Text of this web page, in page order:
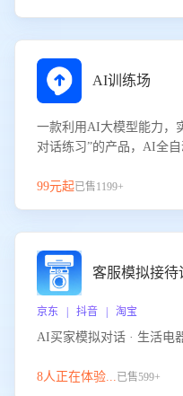
AI训练场
一款利用AI大模型能力，
对话练习”的产品，AI全
服能力。
99元起已售1199+
客服模拟接待
京东 | 抖音 | 淘宝
AI买家模拟对话 · 生活电
8人正在体验...已售599+